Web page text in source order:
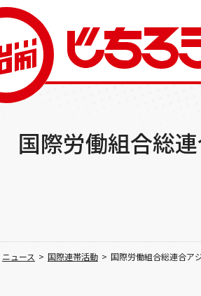
国際労働組合総
ニュース > 国際連帯活動 > 国際労働組合総連合ア